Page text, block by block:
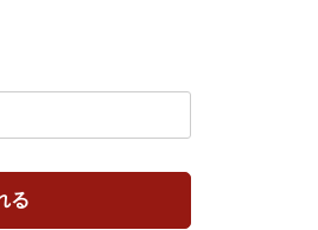
る